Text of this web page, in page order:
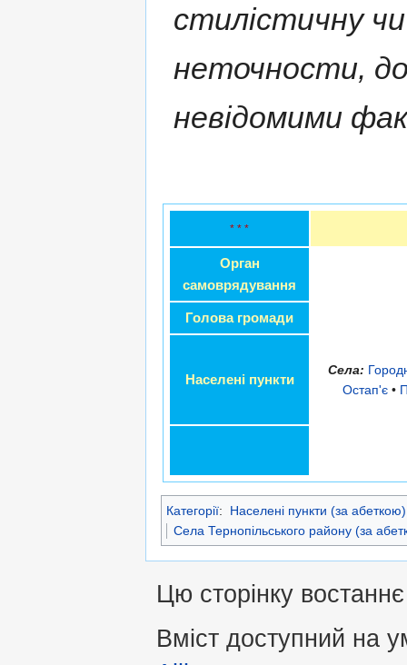
стилістичну
неточности,
невідомими
* * *
Орган
самоврядування
Голова громади
Населені пункти
Села:
Остап'є•
Категорії:
Населені пункти (за абеткою)
Села Тернопільського району (за
Цю сторінку
Вміст доступний на